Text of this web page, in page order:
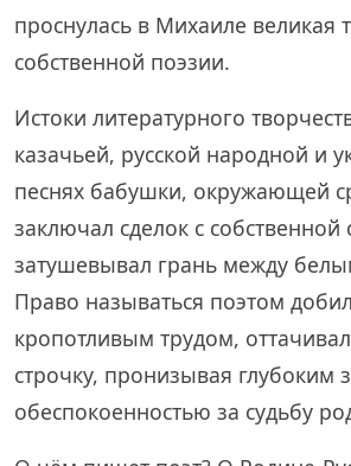
проснулась в Михаиле великая
собственной поэзии.
Истоки литературного
казачьей, русской народной и
песнях бабушки, окружающей
заключал сделок с собственной
затушевывал грань между
Право называться поэтом
кропотливым трудом,
строчку, пронизывая глубоким
обеспокоенностью за судьбу